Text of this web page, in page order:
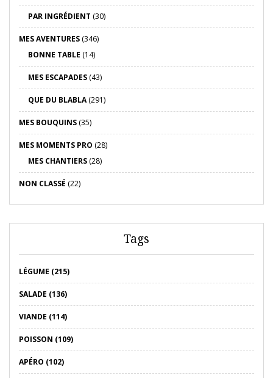
PAR INGRÉDIENT (30)
MES AVENTURES (346)
BONNE TABLE (14)
MES ESCAPADES (43)
QUE DU BLABLA(291)
MES BOUQUINS (35)
MES MOMENTS PRO (28)
MES CHANTIERS (28)
NON CLASSÉ (22)
Tags
LÉGUME (215)
SALADE (136)
VIANDE (114)
POISSON (109)
APÉRO (102)